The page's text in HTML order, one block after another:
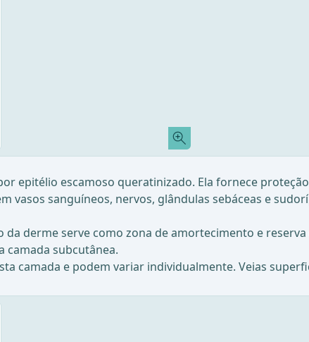
epitélio escamoso queratinizado. Ela fornece
vasos sanguíneos, nervos, glândulas sebáceas e
da derme serve como zona de amortecimento e
camada subcutânea.
camada e podem variar individualmente. Veias